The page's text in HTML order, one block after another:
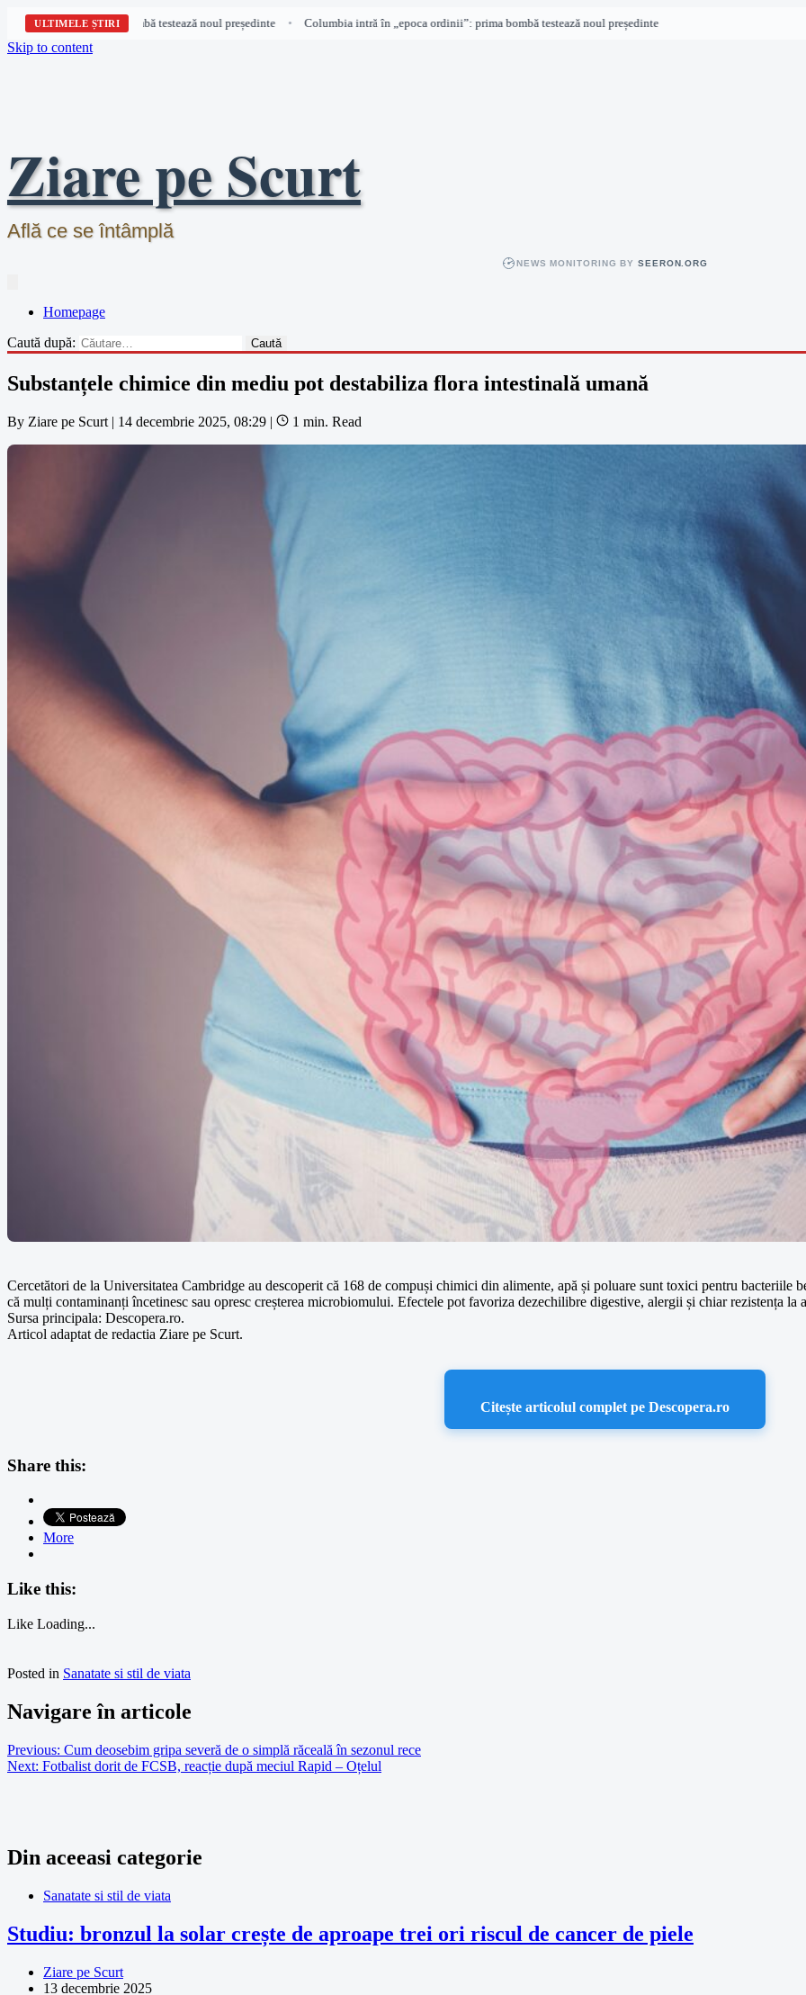
ULTIMELE ȘTIRI
ordinii”: prima bombă testează noul președinte • Columbia intră în „epoca ordinii”: prima bombă testează noul președinte
Skip to content
Ziare pe Scurt
Află ce se întâmplă
NEWS MONITORING BYSEERON.ORG
Homepage
Caută după:
Substanțele chimice din mediu pot destabiliza flora intestinală umană
By Ziare pe Scurt | 14 decembrie 2025, 08:29 | 1 min. Read
Cercetători de la Universitatea Cambridge au descoperit că 168 de compuși chimici din alimente, apă și poluare sunt toxici pentru bacteriile
că mulți contaminanți încetinesc sau opresc creșterea microbiomului. Efectele pot favoriza dezechilibre digestive, alergii și chiar rezistența la
Sursa principala: Descopera.ro.
Articol adaptat de redactia Ziare pe Scurt.
Citește articolul complet pe Descopera.ro
Share this:
More
Like this:
Like Loading...
Posted in Sanatate si stil de viata
Navigare în articole
Previous: Cum deosebim gripa severă de o simplă răceală în sezonul rece
Next: Fotbalist dorit de FCSB, reacție după meciul Rapid – Oțelul
Din aceeasi categorie
Sanatate si stil de viata
Studiu: bronzul la solar crește de aproape trei ori riscul de cancer de piele
Ziare pe Scurt
13 decembrie 2025